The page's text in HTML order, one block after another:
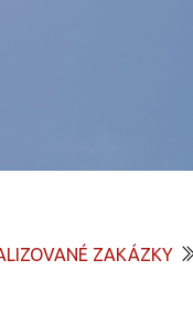
ZAKÁZKY